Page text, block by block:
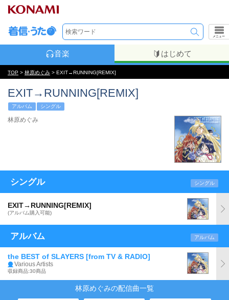
メニュー
音楽 はじめて
TOP > 林原めぐみ > EXIT→RUNNING[REMIX]
EXIT→RUNNING[REMIX]
アルバム シングル
林原めぐみ
シングル シングル
EXIT→RUNNING[REMIX]
(アルバム購入可能)
アルバム アルバム
the BEST of SLAYERS [from TV & RADIO]
Various Artists
収録商品:30商品
林原めぐみの配信曲一覧